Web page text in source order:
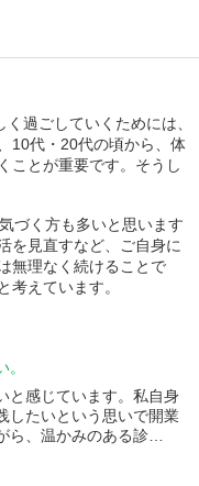
過ごしていくためには、
10代・20代の頃から、体
ことが重要です。そうし
づく方も多いと思います
を見直すなど、ご自身に
無理なく続けることで
えています。
と感じています。私自身
したいという思いで開業
ら、温かみのある診…